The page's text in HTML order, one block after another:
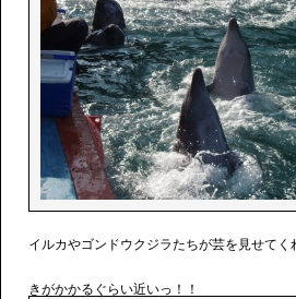
イルカやゴンドウクジラたちが芸を見せてく
きがかかるぐらい近いっ！！